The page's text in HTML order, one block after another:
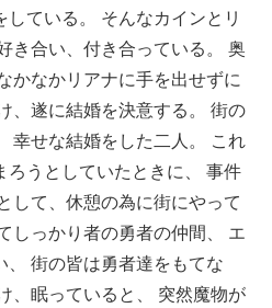
ている。 そんなカインとリ
き合い、付き合っている。 奥
かなかリアナに手を出せずに
、遂に結婚を決意する。 街の
幸せな結婚をした二人。 これ
ろうとしていたときに、 事件
して、休憩の為に街にやって
しっかり者の勇者の仲間、 エ
、 街の皆は勇者達をもてな
、眠っていると、 突然魔物が